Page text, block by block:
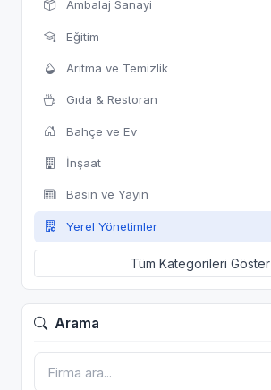
Ambalaj Sanayi
Eğitim
Arıtma ve Temizlik
Gıda & Restoran
Bahçe ve Ev
İnşaat
Basın ve Yayın
Yerel Yönetimler
Tüm Kategorileri Göster
Arama